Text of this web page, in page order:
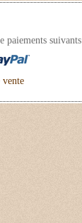
paiements suivants
vente